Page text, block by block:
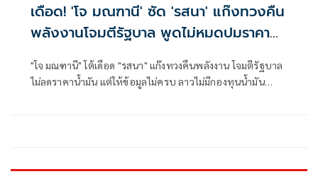
เดือด! 'โจ มณฑานี' ซัด 'รสนา' แก๊งทวงคืน
พลังงานโจมตีรัฐบาล พูดไม่หมดปมราคา
"โจ มณฑานี" โต้เดือด "รสนา" แก๊งทวงคืนพลังงาน โจมตีรัฐบาล
ไม่ลดราคาน้ำมัน แต่ให้ข้อมูลไม่ครบ ลาวไม่มีกองทุนน้ำมัน